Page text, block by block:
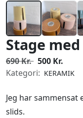
Stage
690 Kr. 500 Kr.
Kategori: KERAMIK
Jeg har sammensat
slids.